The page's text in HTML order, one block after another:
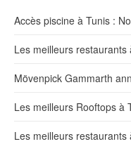
Accès piscine à Tunis :
Les meilleurs
Mövenpick Gammarth
Les meilleurs Rooftops à
Les meilleurs